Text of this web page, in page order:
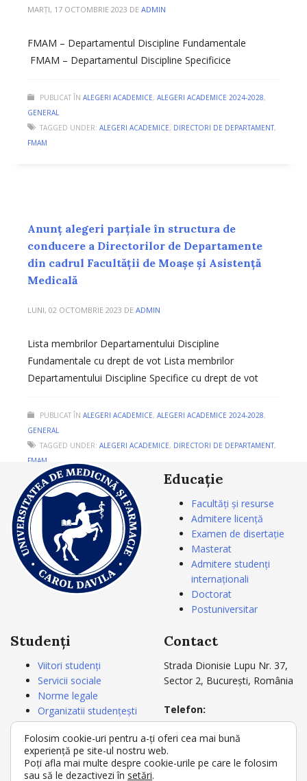
MARȚI, 17 OCTOMBRIE 2023 DE ADMIN
FMAM – Departamentul Discipline Fundamentale
FMAM – Departamentul Discipline Specificice
PUBLICAT ÎN ALEGERI ACADEMICE, ALEGERI ACADEMICE 2024-2028,
GENERAL
TAGGED UNDER: ALEGERI ACADEMICE, DIRECTORI DE DEPARTAMENT,
FMAM
Anunț alegeri parțiale în structura de
conducere a Directorilor de Departamente
din cadrul Facultății de Moașe și Asistență
Medicală
LUNI, 02 OCTOMBRIE 2023 DE ADMIN
Lista membrilor Departamentului Discipline
Fundamentale cu drept de vot Lista membrilor
Departamentului Discipline Specifice cu drept de vot
PUBLICAT ÎN ALEGERI ACADEMICE, ALEGERI ACADEMICE 2024-2028,
GENERAL
TAGGED UNDER: ALEGERI ACADEMICE, DIRECTORI DE DEPARTAMENT,
FMAM
Educație
Facultăți și resurse
Admitere licență
Examen de disertație
Masterat
Admitere studenți
internaționali
Doctorat
Postuniversitar
Studenți
Viitori studenți
Servicii sociale
Norme legale
Organizatii studențești
Carnetul studentului
Acte studii
Secretariat
Contact
Strada Dionisie Lupu Nr. 37,
Sector 2, București, România
Telefon:
+4021 3180721
+4021 3180722
E-mail:rectorat@umfcd.ro
Folosim cookie-uri pentru a-ți oferi cea mai bună
experiență pe site-ul nostru web.
Poți afla mai multe despre cookie-urile pe care le folosim
sau să le dezactivezi în setări.